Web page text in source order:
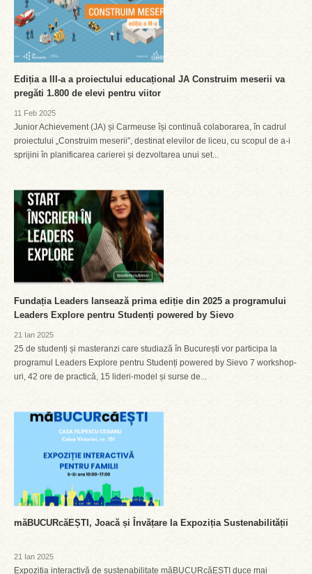
Ediția a III-a a proiectului educațional JA Construim meserii va
pregăti 1.800 de elevi pentru viitor
11 Feb 2025
Junior Achievement (JA) și Carmeuse își continuă colaborarea, în cadrul
proiectului „Construim meserii”, destinat elevilor de liceu, cu scopul de a-i
sprijini în planificarea carierei și dezvoltarea unui set...
Fundația Leaders lansează prima ediție din 2025 a programului
Leaders Explore pentru Studenți powered by Sievo
21 Ian 2025
25 de studenți și masteranzi care studiază în București vor participa la
programul Leaders Explore pentru Studenți powered by Sievo 7 workshop-
uri, 42 ore de practică, 15 lideri-model și surse de...
măBUCURcăEȘTI, Joacă și Învățare la Expoziția Sustenabilității
21 Ian 2025
Expoziția interactivă de sustenabilitate măBUCURcăEȘTI duce mai